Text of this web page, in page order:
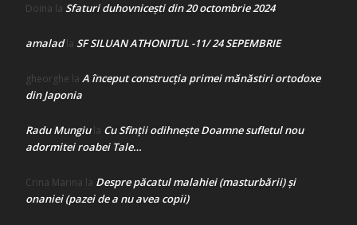
Doina la Sfaturi duhovnicești din 20 octombrie 2024
amaladla SF SILUAN ATHONITUL -11/ 24 SEPEMBRIE
gheorghe la A început construcţia primei mănăstiri ortodoxe
din Japonia
Radu Mungiula Cu Sfinții odihnește Doamne sufletul nou
adormitei roabei Tale…
Crina Marina la Despre păcatul malahiei (masturbării) şi
onaniei (pazei de a nu avea copii)